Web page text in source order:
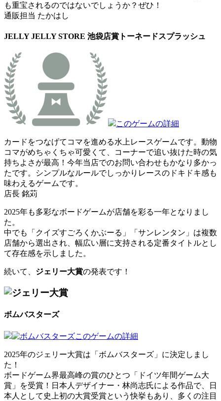
も重宝されるのではないでしょうか？ぜひ！
通販担当 たかはし
JELLY JELLY STORE 池袋店賞 トーネードスプラッシュ
このゲームの詳細
カードをつなげてコマを進める水上レースゲームです。動物
コマがめちゃくちゃ可愛くて、コーナーで追い抜けた時の気
持ちよさが最高！今年当店でのお問い合わせもかなり多かっ
たです。シンプルなルールでしっかりレースのドキドキ感も
味わえるゲームです。
店長 銘苅
2025年も多彩なボードゲームが店舗を彩る一年となりまし
た。
中でも「クイズすごろくかぶーる」「サンレンタン」は複数
店舗から選出され、幅広い層に支持される定番タイトルとし
て存在感を示しました。
続いて、 ジェリー大賞の発表です！
ボムバスターズ
このゲームの詳細
2025年のジェリー大賞は「ボムバスターズ」に決定しまし
た！
ボードゲーム界最高峰の賞のひとつ「ドイツ年間ゲーム大
賞」を受賞！日本人デザイナー・林尚志氏による作品で、日
本人として史上初の大賞受賞という快挙もあり、多くの注目